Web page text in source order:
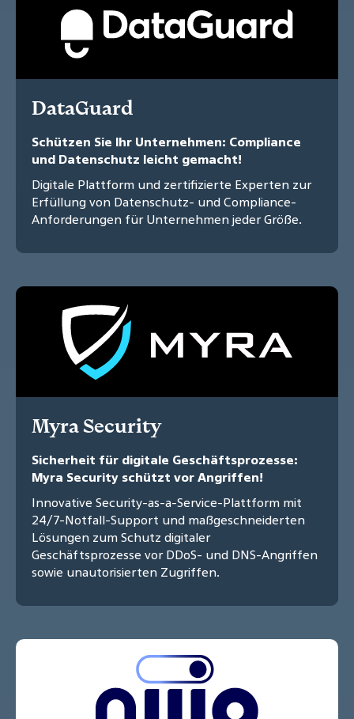
DataGuard
Schützen Sie Ihr Unternehmen: Compliance
und Datenschutz leicht gemacht!
Digitale Plattform und zertifizierte Experten zur
Erfüllung von Datenschutz- und Compliance-
Anforderungen für Unternehmen jeder Größe.
Myra Security
Sicherheit für digitale Geschäftsprozesse:
Myra Security schützt vor Angriffen!
Innovative Security-as-a-Service-Plattform mit
24/7-Notfall-Support und maßgeschneiderten
Lösungen zum Schutz digitaler
Geschäftsprozesse vor DDoS- und DNS-Angriffen
sowie unautorisierten Zugriffen.